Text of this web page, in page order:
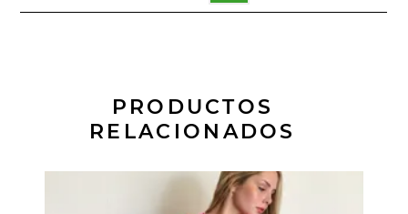
PRODUCTOS
RELACIONADOS